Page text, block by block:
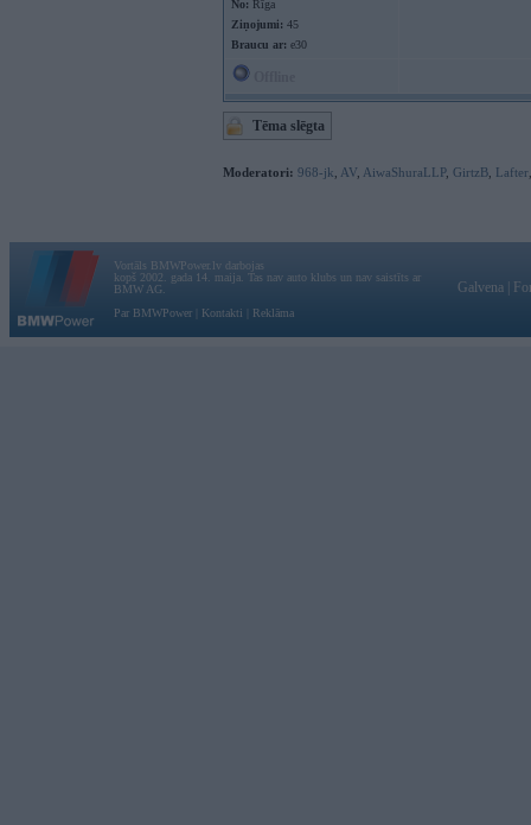
No: Rīga
Ziņojumi: 45
Braucu ar: e30
Tēma slēgta
Moderatori: 968-jk AV AiwaShuraLLP, GirtzB Lafter
Vortāls BMWPower.lv darbojas
kopš 2002. gada 14. maija. Tas nav auto klubs un nav saistīts ar
BMW AG.
Par BMWPower
Kontakti Reklāma
Galvena